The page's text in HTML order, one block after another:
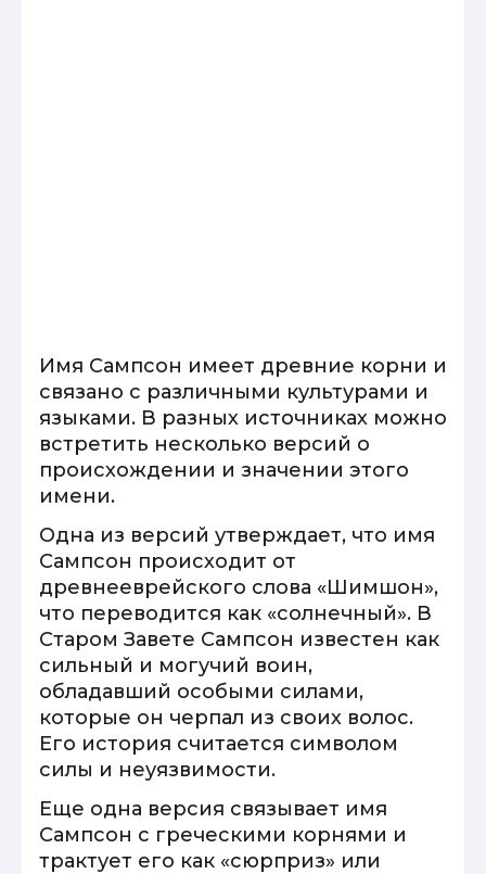
Имя Сампсон имеет древние корни и
связано с различными культурами и
языками. В разных источниках можно
встретить несколько версий о
происхождении и значении этого
имени.
Одна из версий утверждает, что имя
Сампсон происходит от
древнееврейского слова «Шимшон»,
что переводится как «солнечный». В
Старом Завете Сампсон известен как
сильный и могучий воин,
обладавший особыми силами,
которые он черпал из своих волос.
Его история считается символом
силы и неуязвимости.
Еще одна версия связывает имя
Сампсон с греческими корнями и
трактует его как «сюрприз» или